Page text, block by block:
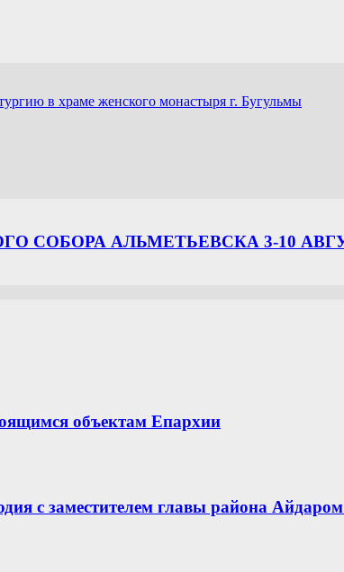
в храме женского монастыря г. Бугульмы
СОБОРА АЛЬМЕТЬЕВСКА 3-10
объектам Епархии
с заместителем главы района